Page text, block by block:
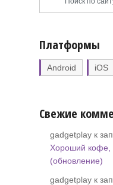
Платформы
Android iOS
Свежие
gadgetplay к
Хороший кофе,
(обновление)
gadgetplay к